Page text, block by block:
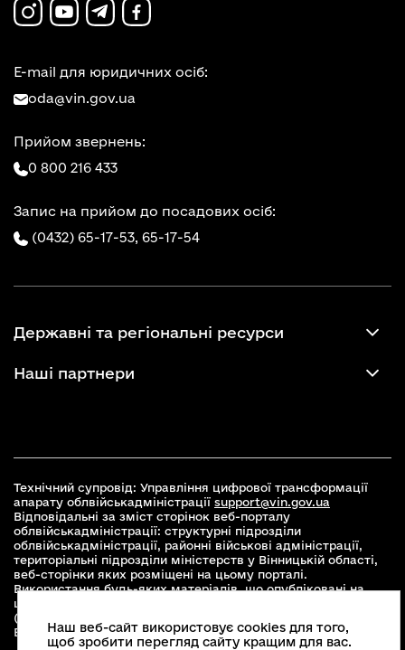
E-mail для юридичних осіб:
oda@vin.gov.ua
Прийом звернень:
0 800 216 433
Запис на прийом до посадових осіб:
(0432) 65-17-53, 65-17-54
Державні та регіональні ресурси
Наші партнери
Технічний супровід: Управління цифрової трансформації
апарату облвійськадміністрації support@vin.gov.ua
Відповідальні за зміст сторінок веб-порталу
облвійськадміністрації: структурні підрозділи
облвійськадміністрації, районні військові адміністрації,
територіальні підрозділи міністерств у Вінницькій області,
веб-сторінки яких розміщені на цьому порталі.
Використання будь-яких матеріалів, що опубліковані на
цьому сайті, дозволяється при умові зазначення посилання
(для інтернет-видань - гіперпосилання) на офіційний сайт
Вінницької облвійськадміністраціїwww.vin.gov.ua .
Наш веб-сайт використовує cookies для того,
щоб зробити перегляд сайту кращим для вас.